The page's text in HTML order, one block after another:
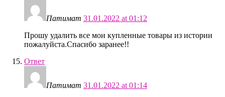
Патимат 31.01.2022 at 01:12
Прошу удалить все мои купленные товары из истории
пожалуйста.Спасибо заранее!!
Ответ
Патимат 31.01.2022 at 01:14